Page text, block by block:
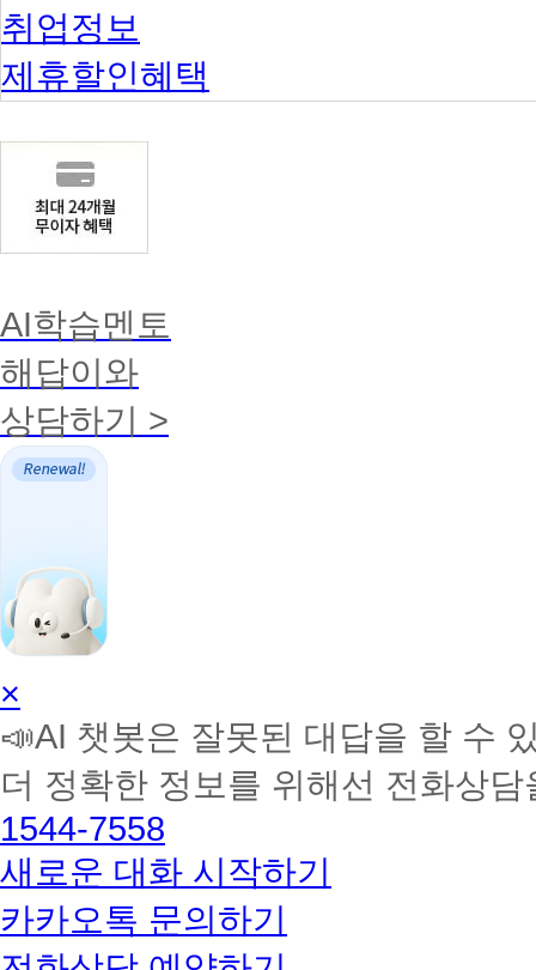
취업정보
제휴할인혜택
AI학습멘토
해답이와
상담하기 >
AI
학
습
토
커
BETA
×
📣AI 챗봇은 잘못된 대답을 할 수
더 정확한 정보를 위해선 전화상
1544-7558
새로운 대화 시작하기
카카오톡 문의하기